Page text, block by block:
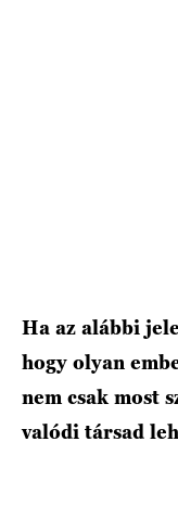
Ha az alábbi
hogy olyan
nem csak most
valódi társad